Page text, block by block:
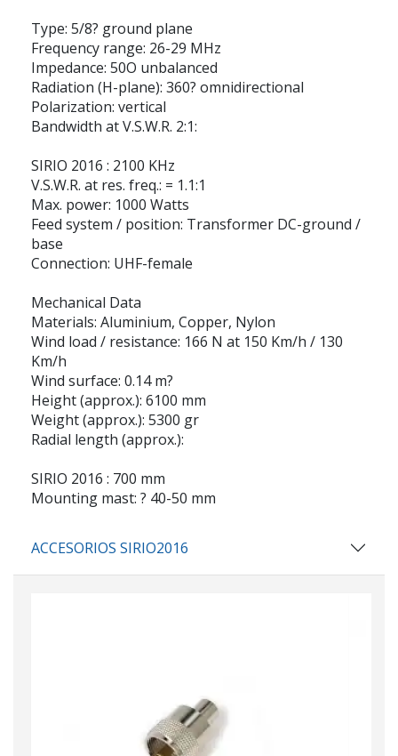
Type: 5/8? ground plane
Frequency range: 26-29 MHz
Impedance: 50O unbalanced
Radiation (H-plane): 360? omnidirectional
Polarization: vertical
Bandwidth at V.S.W.R. 2:1:
SIRIO 2016 : 2100 KHz
V.S.W.R. at res. freq.: = 1.1:1
Max. power: 1000 Watts
Feed system / position: Transformer DC-ground /
base
Connection: UHF-female
Mechanical Data
Materials: Aluminium, Copper, Nylon
Wind load / resistance: 166 N at 150 Km/h / 130
Km/h
Wind surface: 0.14 m?
Height (approx.): 6100 mm
Weight (approx.): 5300 gr
Radial length (approx.):
SIRIO 2016 : 700 mm
Mounting mast: ? 40-50 mm
ACCESORIOS SIRIO2016